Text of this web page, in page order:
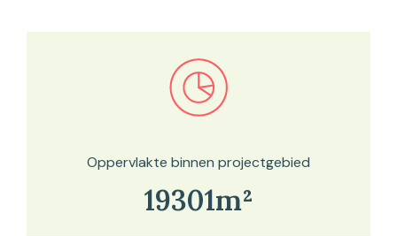
Bekijk in onze kaartviewer
Oppervlakte binnen projectgebied
19301m²